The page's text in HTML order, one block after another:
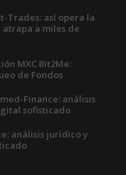
Trades: así opera la
a miles de
MXC Bit2Me:
de Fondos
Finance: análisis
sofisticado
análisis jurídico y